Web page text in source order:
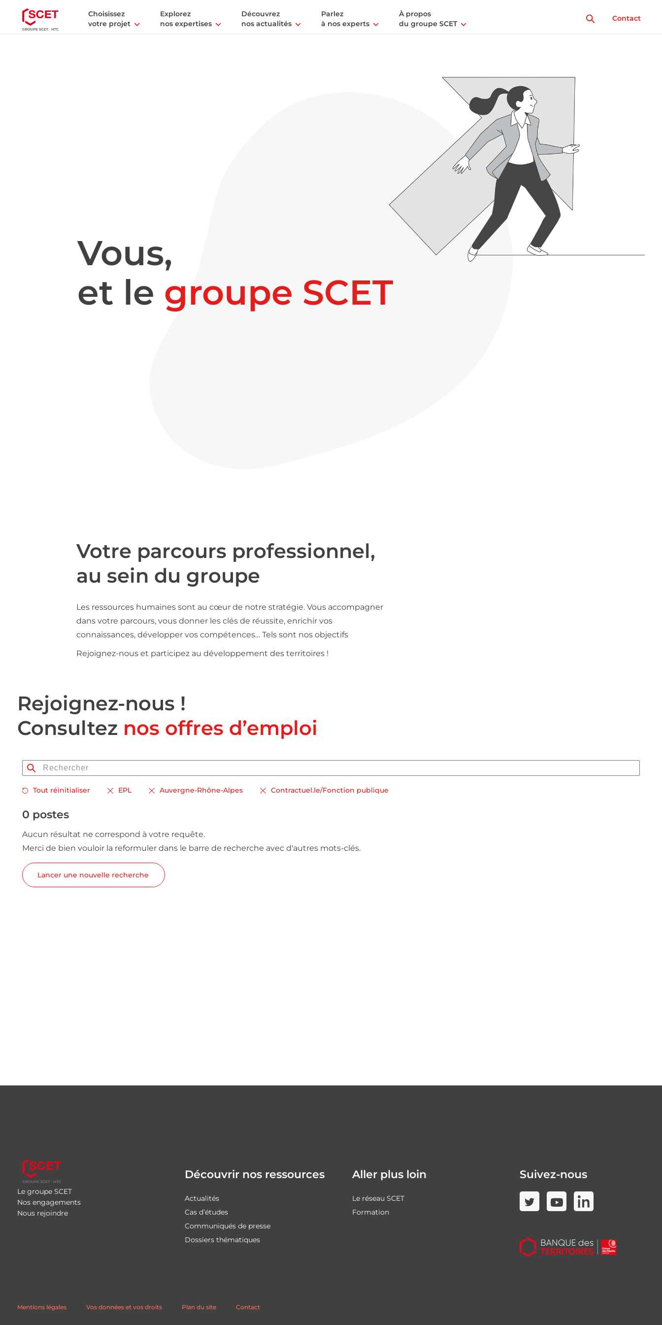
Choisissez
votre projet
Explorez
nos expertises
Découvrez
nos actualités
Parlez
à nos experts
À propos
du groupe SCET
Contact
Vous,
et le groupe SCET
Votre parcours professionnel,
au sein du groupe
Les ressources humaines sont au cœur de notre stratégie. Vous accompagner
dans votre parcours, vous donner les clés de réussite, enrichir vos
connaissances, développer vos compétences… Tels sont nos objectifs
Rejoignez-nous et participez au développement des territoires !
Rejoignez-nous !
Consultez nos offres d’emploi
Tout réinitialiser EPL Auvergne-Rhône-Alpes Contractuel.le/Fonction publique
0 postes
Aucun résultat ne correspond à votre requête.
Merci de bien vouloir la reformuler dans le barre de recherche avec d'autres mots-clés.
Lancer une nouvelle recherche
Le groupe SCET
Nos engagements
Nous rejoindre
Découvrir nos ressources
Actualités
Cas d’études
Communiqués de presse
Dossiers thématiques
Aller plus loin
Le réseau SCET
Formation
Suivez-nous
Mentions légales Vos données et vos droits Plan du site Contact